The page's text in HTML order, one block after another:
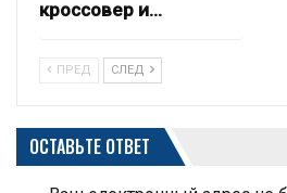
кроссовер и…
ПРЕД СЛЕД
ОСТАВЬТЕ ОТВЕТ